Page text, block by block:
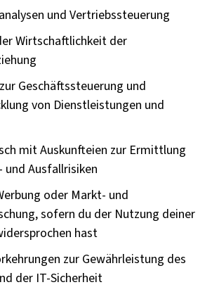
und Vertriebssteuerung
Wirtschaftlichkeit der
Geschäftssteuerung und
von Dienstleistungen und
mit Auskunfteien zur Ermittlung
Ausfallrisiken
oder Markt- und
sofern du der Nutzung deiner
hast
zur Gewährleistung des
der IT-Sicherheit